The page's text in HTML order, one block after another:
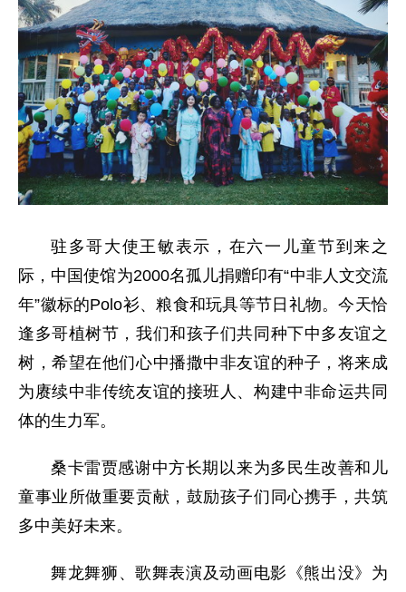
驻多哥大使王敏表示，在六一儿童节到来之
际，中国使馆为2000名孤儿捐赠印有“中非人文交流
年”徽标的Polo衫、粮食和玩具等节日礼物。今天恰
逢多哥植树节，我们和孩子们共同种下中多友谊之
树，希望在他们心中播撒中非友谊的种子，将来成
为赓续中非传统友谊的接班人、构建中非命运共同
体的生力军。
桑卡雷贾感谢中方长期以来‌为多民生改善和儿
童事业所做重要贡献，鼓励孩子们同心携手，共筑
多中美好未来。
舞龙舞狮、歌舞表演及动画电影《熊出没》为